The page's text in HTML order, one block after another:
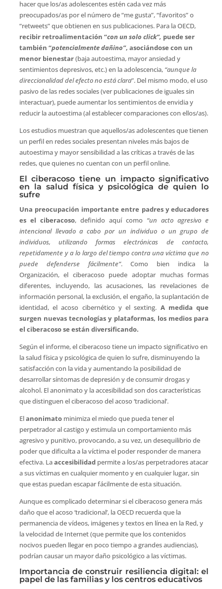
hacer que los/as adolescentes estén cada vez más
preocupados/as por el número de “me gusta”, “favoritos” o
“retweets” que obtienen en sus publicaciones. Para la OECD,
recibir retroalimentación “con un solo click”, puede ser
también “potencialmente dañino”, asociándose con un
menor bienestar(baja autoestima, mayor ansiedad y
sentimientos depresivos, etc.) en la adolescencia, “aunque la
direccionalidad del efecto no está clara”. Del mismo modo, el uso
pasivo de las redes sociales (ver publicaciones de iguales sin
interactuar), puede aumentar los sentimientos de envidia y
reducir la autoestima (al establecer comparaciones con ellos/as).
Los estudios muestran que aquellos/as adolescentes que tienen
un perfil en redes sociales presentan niveles más bajos de
autoestima y mayor sensibilidad a las críticas a través de las
redes, que quienes no cuentan con un perfil online.
El ciberacoso tiene un impacto significativo
en la salud física y psicológica de quien lo
sufre
Una preocupación importante entre padres y educadores
es el ciberacoso, definido aquí como “un acto agresivo e
intencional llevado a cabo por un individuo o un grupo de
individuos, utilizando formas electrónicas de contacto,
repetidamente y a lo largo del tiempo contra una víctima que no
puede defenderse fácilmente”. Como bien indica la
Organización, el ciberacoso puede adoptar muchas formas
diferentes, incluyendo, las acusaciones, las revelaciones de
información personal, la exclusión, el engaño, la suplantación de
identidad, el acoso cibernético y el sexting. A medida que
surgen nuevas tecnologías y plataformas, los medios para
el ciberacoso se están diversificando.
Según el informe, el ciberacoso tiene un impacto significativo en
la salud física y psicológica de quien lo sufre, disminuyendo la
satisfacción con la vida y aumentando la posibilidad de
desarrollar síntomas de depresión y de consumir drogas y
alcohol. El anonimato y la accesibilidad son dos características
que distinguen el ciberacoso del acoso ‘tradicional’.
Elanonimatominimiza el miedo que pueda tener el
perpetrador al castigo y estimula un comportamiento más
agresivo y punitivo, provocando, a su vez, un desequilibrio de
poder que dificulta a la víctima el poder responder de manera
efectiva. Laaccesibilidad permite a los/as perpetradores atacar
a sus víctimas en cualquier momento y en cualquier lugar, sin
que estas puedan escapar fácilmente de esta situación.
Aunque es complicado determinar si el ciberacoso genera más
daño que el acoso ‘tradicional’, la OECD recuerda que la
permanencia de vídeos, imágenes y textos en línea en la Red, y
la velocidad de Internet (que permite que los contenidos
nocivos pueden llegar en poco tiempo a grandes audiencias),
podrían causar un mayor daño psicológico a las víctimas.
Importancia de construir resiliencia digital: el
papel de las familias y los centros educativos